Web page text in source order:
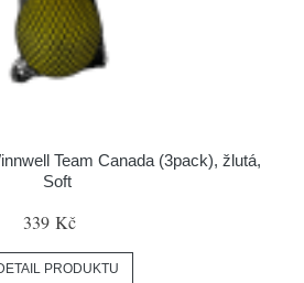
Team Canada (3pack), žlutá,
Soft
339 Kč
PRODUKTU